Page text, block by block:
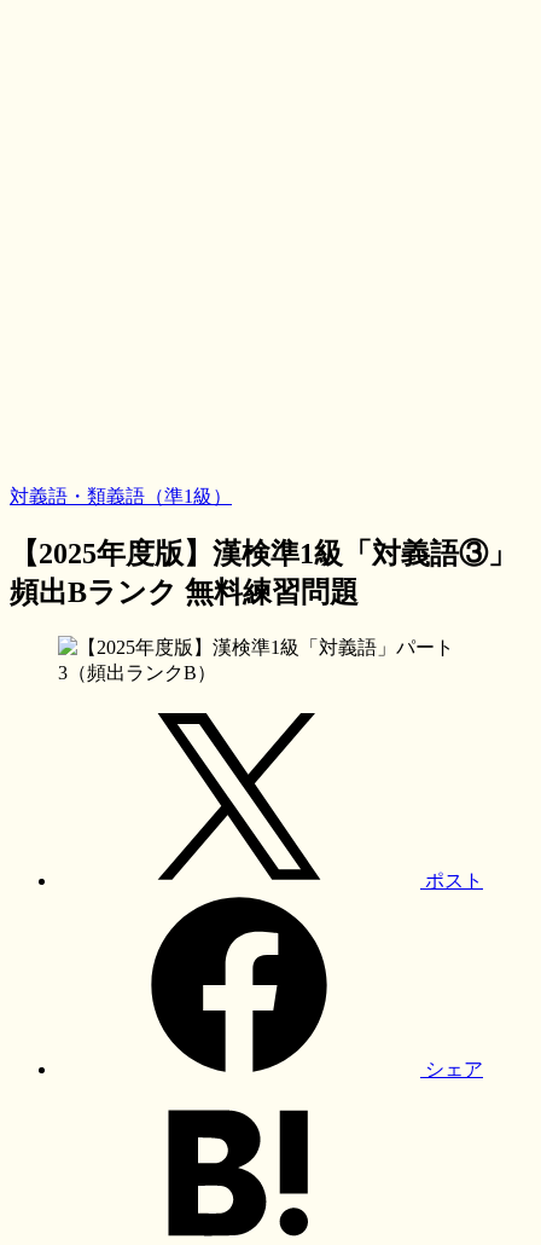
対義語・類義語（準1級）
【2025年度版】漢検準1級「対義語③」
頻出Bランク 無料練習問題
ポスト
シェア